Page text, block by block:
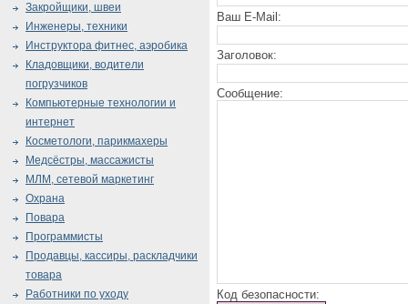
Ваш E-Mail:
Заголовок:
Сообщение:
Код безопасности:
Закройщики, швеи
Инженеры, техники
Инструктора фитнес, аэробика
Кладовщики, водители
погрузчиков
Компьютерные технологии и
интернет
Косметологи, парикмахеры
Медсёстры, массажисты
МЛМ, сетевой маркетинг
Охрана
Повара
Программисты
Продавцы, кассиры, раскладчики
товара
Работники по уходу